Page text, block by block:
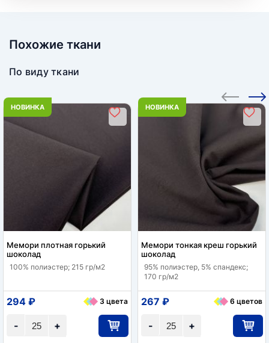
Похожие ткани
По виду ткани
НОВИНКА
Мемори плотная горький
шоколад
100% полиэстер; 215 гр/м2
+
-
294 ₽ 3 цвета
НОВИНКА
Мемори тонкая креш горький
шоколад
95% полиэстер, 5% спандекс;
170 гр/м2
+
-
267 ₽ 6 цветов